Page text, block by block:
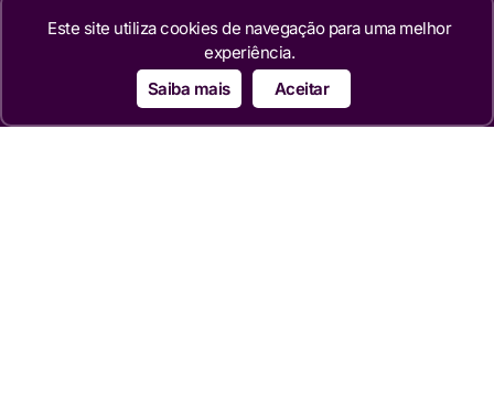
Este site utiliza cookies de navegação para uma melhor
experiência.
Saiba mais
Aceitar